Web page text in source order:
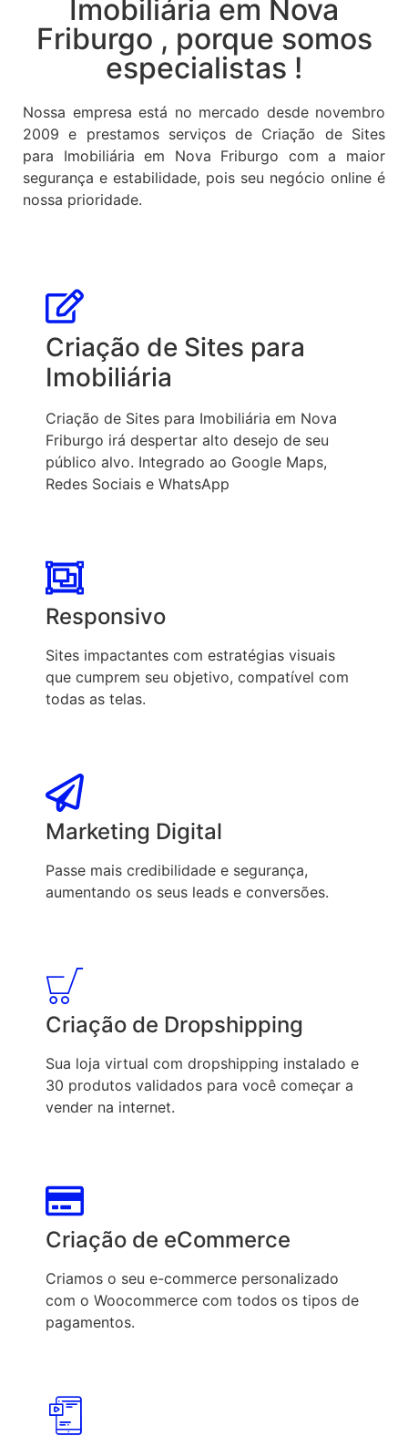
Imobiliária em Nova
Friburgo , porque somos
especialistas !
Nossa empresa está no mercado desde novembro
2009 e prestamos serviços de Criação de Sites
para Imobiliária em Nova Friburgo com a maior
segurança e estabilidade, pois seu negócio online é
nossa prioridade.
Criação de Sites para
Imobiliária
Criação de Sites para Imobiliária em Nova
Friburgo irá despertar alto desejo de seu
público alvo. Integrado ao Google Maps,
Redes Sociais e WhatsApp
Responsivo
Sites impactantes com estratégias visuais
que cumprem seu objetivo, compatível com
todas as telas.
Marketing Digital
Passe mais credibilidade e segurança,
aumentando os seus leads e conversões.
Criação de Dropshipping
Sua loja virtual com dropshipping instalado e
30 produtos validados para você começar a
vender na internet.
Criação de eCommerce
Criamos o seu e-commerce personalizado
com o Woocommerce com todos os tipos de
pagamentos.